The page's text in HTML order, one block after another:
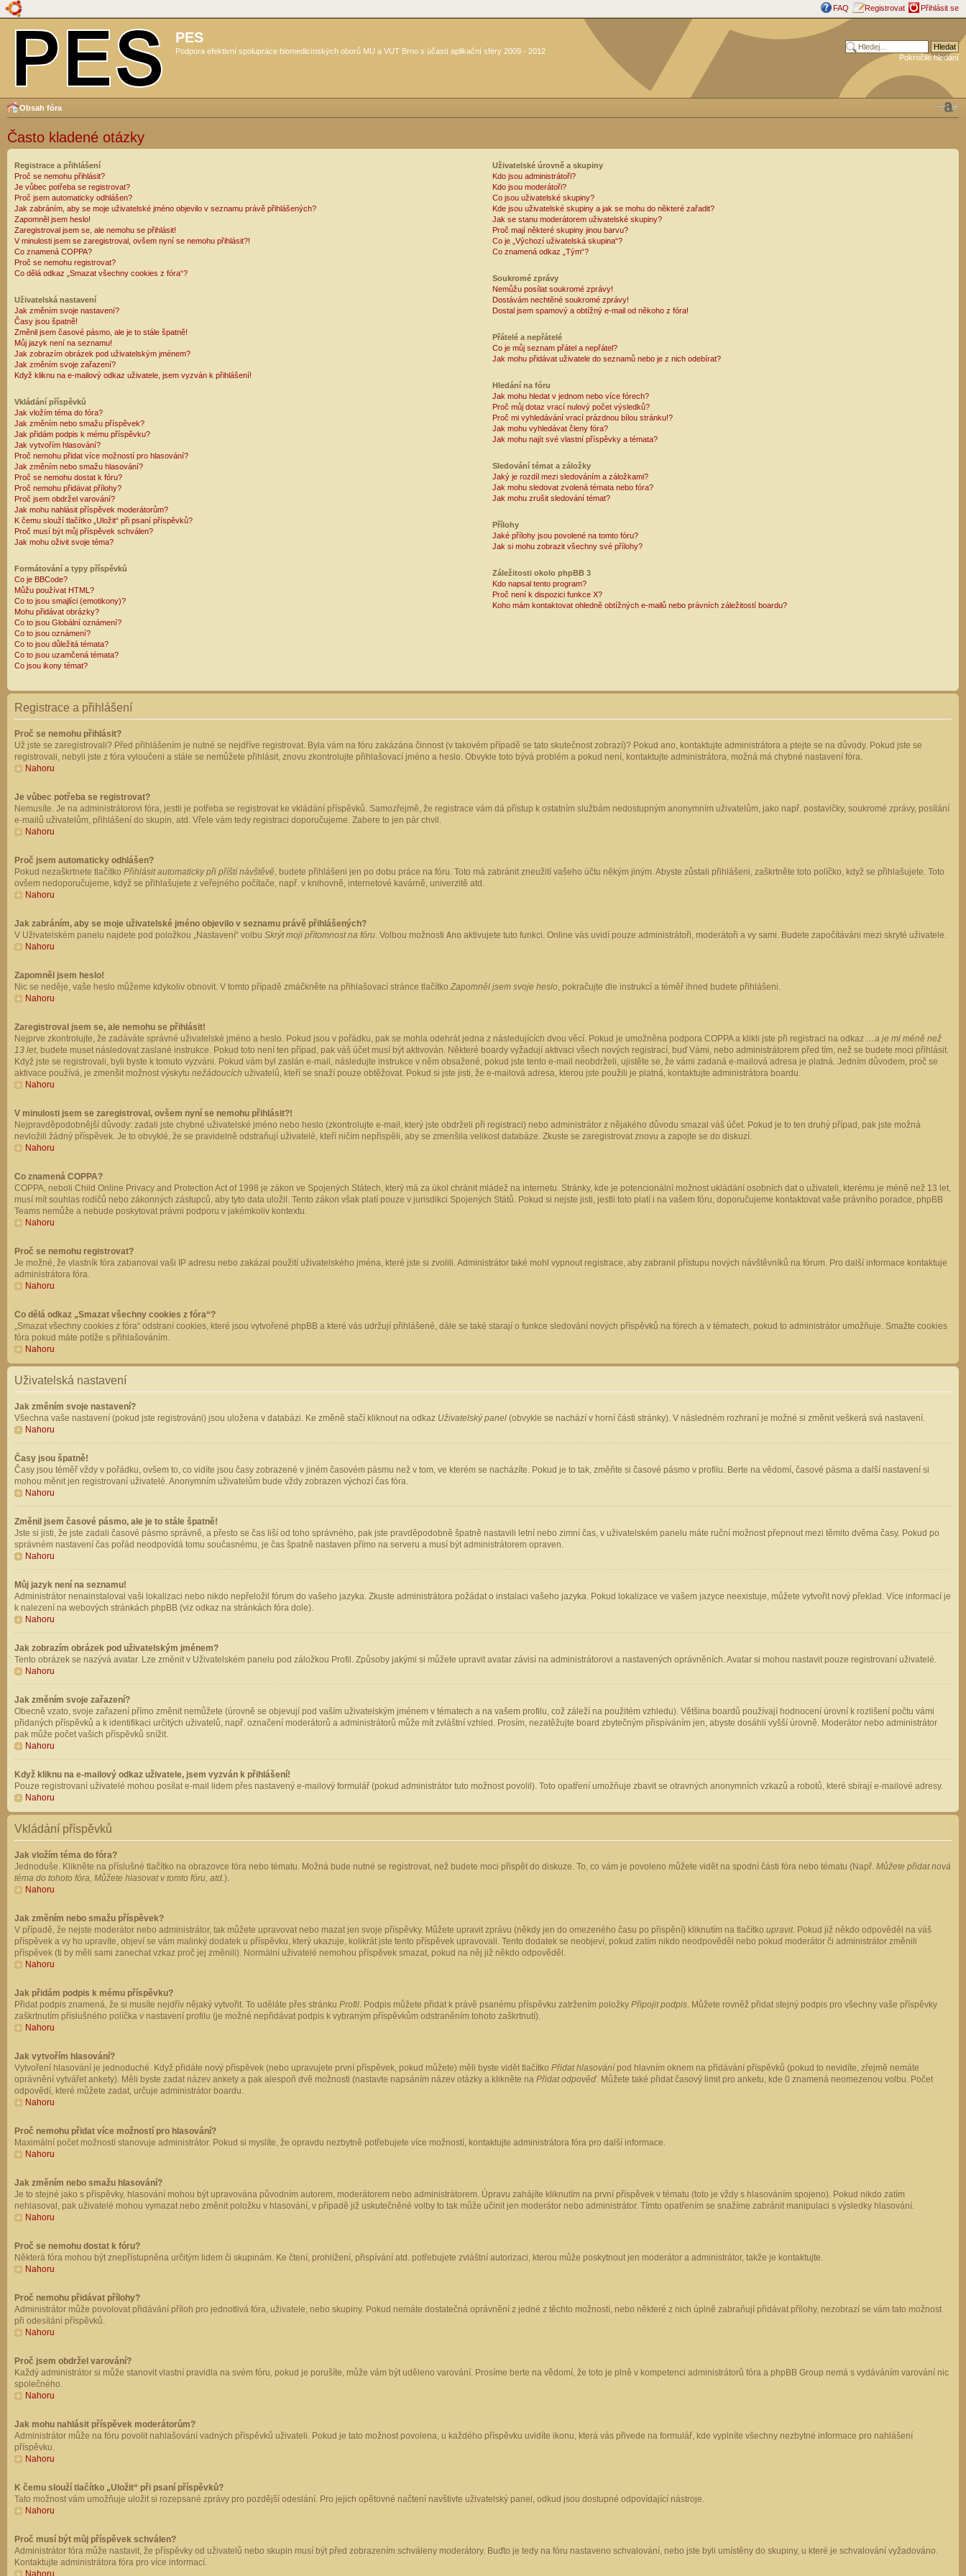
FAQ Registrovat Přihlásit se
PES
Podpora efektivní spolupráce biomedicínských oborů MU a VUT Brno s účastí aplikační sféry 2009 - 2012
Pokročilé hledání
Obsah fóra
Často kladené otázky
Registrace a přihlášení
Proč se nemohu přihlásit?
Je vůbec potřeba se registrovat?
Proč jsem automaticky odhlášen?
Jak zabráním, aby se moje uživatelské jméno objevilo v seznamu právě přihlášených?
Zapomněl jsem heslo!
Zaregistroval jsem se, ale nemohu se přihlásit!
V minulosti jsem se zaregistroval, ovšem nyní se nemohu přihlásit?!
Co znamená COPPA?
Proč se nemohu registrovat?
Co dělá odkaz „Smazat všechny cookies z fóra“?
Uživatelská nastavení
Jak změním svoje nastavení?
Časy jsou špatně!
Změnil jsem časové pásmo, ale je to stále špatně!
Můj jazyk není na seznamu!
Jak zobrazím obrázek pod uživatelským jménem?
Jak změním svoje zařazení?
Když kliknu na e-mailový odkaz uživatele, jsem vyzván k přihlášení!
Vkládání příspěvků
Jak vložím téma do fóra?
Jak změním nebo smažu příspěvek?
Jak přidám podpis k mému příspěvku?
Jak vytvořím hlasování?
Proč nemohu přidat více možností pro hlasování?
Jak změním nebo smažu hlasování?
Proč se nemohu dostat k fóru?
Proč nemohu přidávat přílohy?
Proč jsem obdržel varování?
Jak mohu nahlásit příspěvek moderátorům?
K čemu slouží tlačítko „Uložit“ při psaní příspěvků?
Proč musí být můj příspěvek schválen?
Jak mohu oživit svoje téma?
Formátování a typy příspěvků
Co je BBCode?
Můžu používat HTML?
Co to jsou smajlíci (emotikony)?
Mohu přidávat obrázky?
Co to jsou Globální oznámení?
Co to jsou oznámení?
Co to jsou důležitá témata?
Co to jsou uzamčená témata?
Co jsou ikony témat?
Uživatelské úrovně a skupiny
Kdo jsou administrátoři?
Kdo jsou moderátoři?
Co jsou uživatelské skupiny?
Kde jsou uživatelské skupiny a jak se mohu do některé zařadit?
Jak se stanu moderátorem uživatelské skupiny?
Proč mají některé skupiny jinou barvu?
Co je „Výchozí uživatelská skupina“?
Co znamená odkaz „Tým“?
Soukromé zprávy
Nemůžu posílat soukromé zprávy!
Dostávám nechtěné soukromé zprávy!
Dostal jsem spamový a obtížný e-mail od někoho z fóra!
Přátelé a nepřátelé
Co je můj seznam přátel a nepřátel?
Jak mohu přidávat uživatele do seznamů nebo je z nich odebírat?
Hledání na fóru
Jak mohu hledat v jednom nebo více fórech?
Proč můj dotaz vrací nulový počet výsledků?
Proč mi vyhledávání vrací prázdnou bílou stránku!?
Jak mohu vyhledávat členy fóra?
Jak mohu najít své vlastní příspěvky a témata?
Sledování témat a záložky
Jaký je rozdíl mezi sledováním a záložkami?
Jak mohu sledovat zvolená témata nebo fóra?
Jak mohu zrušit sledování témat?
Přílohy
Jaké přílohy jsou povolené na tomto fóru?
Jak si mohu zobrazit všechny své přílohy?
Záležitosti okolo phpBB 3
Kdo napsal tento program?
Proč není k dispozici funkce X?
Koho mám kontaktovat ohledně obtížných e-mailů nebo právních záležitostí boardu?
Registrace a přihlášení
Proč se nemohu přihlásit?
Už jste se zaregistrovali? Před přihlášením je nutné se nejdříve registrovat. Byla vám na fóru zakázána činnost (v takovém případě se tato skutečnost zobrazí)? Pokud ano, kontaktujte administrátora a ptejte se na důvody. Pokud jste se
registrovali, nebyli jste z fóra vyloučeni a stále se nemůžete přihlásit, znovu zkontrolujte přihlašovací jméno a heslo. Obvykle toto bývá problém a pokud není, kontaktujte administrátora, možná má chybné nastavení fóra.
Nahoru
Je vůbec potřeba se registrovat?
Nemusíte. Je na administrátorovi fóra, jestli je potřeba se registrovat ke vkládání příspěvků. Samozřejmě, že registrace vám dá přístup k ostatním službám nedostupným anonymním uživatelům, jako např. postavičky, soukromé zprávy, posílání
e-mailů uživatelům, přihlášení do skupin, atd. Vřele vám tedy registraci doporučujeme. Zabere to jen pár chvil.
Nahoru
Proč jsem automaticky odhlášen?
Pokud nezaškrtnete tlačítko Přihlásit automaticky při příští návštěvě, budete přihlášeni jen po dobu práce na fóru. Toto má zabránit zneužití vašeho účtu někým jiným. Abyste zůstali přihlášeni, zaškrtněte toto políčko, když se přihlašujete. Toto
ovšem nedoporučujeme, když se přihlašujete z veřejného počítače, např. v knihovně, internetové kavárně, univerzitě atd.
Nahoru
Jak zabráním, aby se moje uživatelské jméno objevilo v seznamu právě přihlášených?
V Uživatelském panelu najdete pod položkou „Nastavení“ volbu Skrýt moji přítomnost na fóru. Volbou možnosti Ano aktivujete tuto funkci. Online vás uvidí pouze administrátoři, moderátoři a vy sami. Budete započítáváni mezi skryté uživatele.
Nahoru
Zapomněl jsem heslo!
Nic se neděje, vaše heslo můžeme kdykoliv obnovit. V tomto případě zmáčkněte na přihlašovací stránce tlačítko Zapomněl jsem svoje heslo, pokračujte dle instrukcí a téměř ihned budete přihlášeni.
Nahoru
Zaregistroval jsem se, ale nemohu se přihlásit!
Nejprve zkontrolujte, že zadáváte správné uživatelské jméno a heslo. Pokud jsou v pořádku, pak se mohla odehrát jedna z následujících dvou věcí. Pokud je umožněna podpora COPPA a klikli jste při registraci na odkaz …a je mi méně než
13 let, budete muset následovat zaslané instrukce. Pokud toto není ten případ, pak váš účet musí být aktivován. Některé boardy vyžadují aktivaci všech nových registrací, buď Vámi, nebo administrátorem před tím, než se budete moci přihlásit.
Když jste se registrovali, byli byste k tomuto vyzváni. Pokud vám byl zaslán e-mail, následujte instrukce v něm obsažené, pokud jste tento e-mail neobdrželi, ujistěte se, že vámi zadaná e-mailová adresa je platná. Jedním důvodem, proč se
aktivace používá, je zmenšit možnost výskytu nežádoucích uživatelů, kteří se snaží pouze obtěžovat. Pokud si jste jisti, že e-mailová adresa, kterou jste použili je platná, kontaktujte administrátora boardu.
Nahoru
V minulosti jsem se zaregistroval, ovšem nyní se nemohu přihlásit?!
Nejpravděpodobnější důvody: zadali jste chybné uživatelské jméno nebo heslo (zkontrolujte e-mail, který jste obdrželi při registraci) nebo administrátor z nějakého důvodu smazal váš účet. Pokud je to ten druhý případ, pak jste možná
nevložili žádný příspěvek. Je to obvyklé, že se pravidelně odstraňují uživatelé, kteří ničím nepřispěli, aby se zmenšila velikost databáze. Zkuste se zaregistrovat znovu a zapojte se do diskuzí.
Nahoru
Co znamená COPPA?
COPPA, neboli Child Online Privacy and Protection Act of 1998 je zákon ve Spojených Státech, který má za úkol chránit mládež na internetu. Stránky, kde je potencionální možnost ukládání osobních dat o uživateli, kterému je méně než 13 let,
musí mít souhlas rodičů nebo zákonných zástupců, aby tyto data uložil. Tento zákon však platí pouze v jurisdikci Spojených Států. Pokud si nejste jisti, jestli toto platí i na vašem fóru, doporučujeme kontaktovat vaše právního poradce, phpBB
Teams nemůže a nebude poskytovat právni podporu v jakémkoliv kontextu.
Nahoru
Proč se nemohu registrovat?
Je možné, že vlastník fóra zabanoval vaši IP adresu nebo zakázal použití uživatelského jména, které jste si zvolili. Administrátor také mohl vypnout registrace, aby zabranil přístupu nových návštěvníků na fórum. Pro další informace kontaktuje
administrátora fóra.
Nahoru
Co dělá odkaz „Smazat všechny cookies z fóra“?
„Smazat všechny cookies z fóra“ odstraní cookies, které jsou vytvořené phpBB a které vás udržují přihlášené, dále se také starají o funkce sledování nových příspěvků na fórech a v tématech, pokud to administrátor umožňuje. Smažte cookies
fóra pokud máte potíže s přihlašováním.
Nahoru
Uživatelská nastavení
Jak změním svoje nastavení?
Všechna vaše nastavení (pokud jste registrováni) jsou uložena v databázi. Ke změně stačí kliknout na odkaz Uživatelský panel (obvykle se nachází v horní části stránky). V následném rozhraní je možné si změnit veškerá svá nastavení.
Nahoru
Časy jsou špatně!
Časy jsou téměř vždy v pořádku, ovšem to, co vidíte jsou časy zobrazené v jiném časovém pásmu než v tom, ve kterém se nacházíte. Pokud je to tak, změňte si časové pásmo v profilu. Berte na vědomí, časové pásma a další nastavení si
mohou měnit jen registrovaní uživatelé. Anonymním uživatelům bude vždy zobrazen výchozí čas fóra.
Nahoru
Změnil jsem časové pásmo, ale je to stále špatně!
Jste si jisti, že jste zadali časové pásmo správně, a přesto se čas liší od toho správného, pak jste pravděpodobně špatně nastavili letní nebo zimní čas, v uživatelském panelu máte ruční možnost přepnout mezi těmito dvěma časy. Pokud po
správném nastavení čas pořád neodpovídá tomu současnému, je čas špatně nastaven přímo na serveru a musí být administrátorem opraven.
Nahoru
Můj jazyk není na seznamu!
Administrátor nenainstaloval vaši lokalizaci nebo nikdo nepřeložil fórum do vašeho jazyka. Zkuste administrátora požádat o instalaci vašeho jazyka. Pokud lokalizace ve vašem jazyce neexistuje, můžete vytvořit nový překlad. Více informací je
k nalezení na webových stránkách phpBB (viz odkaz na stránkách fóra dole).
Nahoru
Jak zobrazím obrázek pod uživatelským jménem?
Tento obrázek se nazývá avatar. Lze změnit v Uživatelském panelu pod záložkou Profil. Způsoby jakými si můžete upravit avatar závisí na administrátorovi a nastavených oprávněních. Avatar si mohou nastavit pouze registrovaní uživatelé.
Nahoru
Jak změním svoje zařazení?
Obecně vzato, svoje zařazení přímo změnit nemůžete (úrovně se objevují pod vaším uživatelským jménem v tématech a na vašem profilu, což záleží na použitém vzhledu). Většina boardů používají hodnocení úrovní k rozlišení počtu vámi
přidaných příspěvků a k identifikaci určitých uživatelů, např. označení moderátorů a administrátorů může mít zvláštní vzhled. Prosím, nezatěžujte board zbytečným přispíváním jen, abyste dosáhli vyšší úrovně. Moderátor nebo administrátor
pak může počet vašich příspěvků snížit.
Nahoru
Když kliknu na e-mailový odkaz uživatele, jsem vyzván k přihlášení!
Pouze registrovaní uživatelé mohou posílat e-mail lidem přes nastavený e-mailový formulář (pokud administrátor tuto možnost povolil). Toto opatření umožňuje zbavit se otravných anonymních vzkazů a robotů, které sbírají e-mailové adresy.
Nahoru
Vkládání příspěvků
Jak vložím téma do fóra?
Jednoduše. Klikněte na příslušné tlačítko na obrazovce fóra nebo tématu. Možná bude nutné se registrovat, než budete moci přispět do diskuze. To, co vám je povoleno můžete vidět na spodní části fóra nebo tématu (Např. Můžete přidat nová
téma do tohoto fóra, Můžete hlasovat v tomto fóru, atd.).
Nahoru
Jak změním nebo smažu příspěvek?
V případě, že nejste moderátor nebo administrátor, tak můžete upravovat nebo mazat jen svoje příspěvky. Můžete upravit zprávu (někdy jen do omezeného času po přispění) kliknutím na tlačítko upravit. Pokud již někdo odpověděl na váš
příspěvek a vy ho upravíte, objeví se vám malinký dodatek u příspěvku, který ukazuje, kolikrát jste tento příspěvek upravovali. Tento dodatek se neobjeví, pokud zatím nikdo neodpověděl nebo pokud moderátor či administrátor změnili
příspěvek (ti by měli sami zanechat vzkaz proč jej změnili). Normální uživatelé nemohou příspěvek smazat, pokud na něj již někdo odpověděl.
Nahoru
Jak přidám podpis k mému příspěvku?
Přidat podpis znamená, že si musíte nejdřív nějaký vytvořit. To uděláte přes stránku Profil. Podpis můžete přidat k právě psanému příspěvku zatržením položky Připojit podpis. Můžete rovněž přidat stejný podpis pro všechny vaše příspěvky
zaškrtnutím příslušného políčka v nastavení profilu (je možné nepřidávat podpis k vybraným příspěvkům odstraněním tohoto zaškrtnutí).
Nahoru
Jak vytvořím hlasování?
Vytvoření hlasování je jednoduché. Když přidáte nový příspěvek (nebo upravujete první příspěvek, pokud můžete) měli byste vidět tlačítko Přidat hlasování pod hlavním oknem na přidávání příspěvků (pokud to nevidíte, zřejmě nemáte
oprávnění vytvářet ankety). Měli byste zadat název ankety a pak alespoň dvě možnosti (nastavte napsáním název otázky a klikněte na Přidat odpověď. Můžete také přidat časový limit pro anketu, kde 0 znamená neomezenou volbu. Počet
odpovědí, které můžete zadat, určuje administrátor boardu.
Nahoru
Proč nemohu přidat více možností pro hlasování?
Maximální počet možností stanovuje administrátor. Pokud si myslíte, že opravdu nezbytně potřebujete více možností, kontaktujte administrátora fóra pro další informace.
Nahoru
Jak změním nebo smažu hlasování?
Je to stejné jako s příspěvky, hlasování mohou být upravována původním autorem, moderátorem nebo administrátorem. Úpravu zahájíte kliknutím na první příspěvek v tématu (toto je vždy s hlasováním spojeno). Pokud nikdo zatím
nehlasoval, pak uživatelé mohou vymazat nebo změnit položku v hlasování, v případě již uskutečněné volby to tak může učinit jen moderátor nebo administrátor. Tímto opatřením se snažíme zabránit manipulaci s výsledky hlasování.
Nahoru
Proč se nemohu dostat k fóru?
Některá fóra mohou být znepřístupněna určitým lidem či skupinám. Ke čtení, prohlížení, přispívání atd. potřebujete zvláštní autorizaci, kterou může poskytnout jen moderátor a administrátor, takže je kontaktujte.
Nahoru
Proč nemohu přidávat přílohy?
Administrátor může povolovat přidávání příloh pro jednotlivá fóra, uživatele, nebo skupiny. Pokud nemáte dostatečná oprávnění z jedné z těchto možností, nebo některé z nich úplně zabraňují přidávat přílohy, nezobrazí se vám tato možnost
při odesílání příspěvků.
Nahoru
Proč jsem obdržel varování?
Každý administrátor si může stanovit vlastní pravidla na svém fóru, pokud je porušíte, může vám být uděleno varování. Prosíme berte na vědomí, že toto je plně v kompetenci administrátorů fóra a phpBB Group nemá s vydáváním varování nic
společného.
Nahoru
Jak mohu nahlásit příspěvek moderátorům?
Administrátor může na fóru povolit nahlašování vadných příspěvků uživateli. Pokud je tato možnost povolena, u každého příspěvku uvidíte ikonu, která vás přivede na formulář, kde vyplníte všechny nezbytné informace pro nahlášení
příspěvku.
Nahoru
K čemu slouží tlačítko „Uložit“ při psaní příspěvků?
Tato možnost vám umožňuje uložit si rozepsané zprávy pro pozdější odeslání. Pro jejich opětovné načtení navštivte uživatelský panel, odkud jsou dostupné odpovídající nástroje.
Nahoru
Proč musí být můj příspěvek schválen?
Administrátor fóra může nastavit, že příspěvky od uživatelů nebo skupin musí být před zobrazením schváleny moderátory. Buďto je tedy na fóru nastaveno schvalování, nebo jste byli umístěny do skupiny, u které je schvalování vyžadováno.
Kontaktujte administrátora fóra pro více informací.
Nahoru